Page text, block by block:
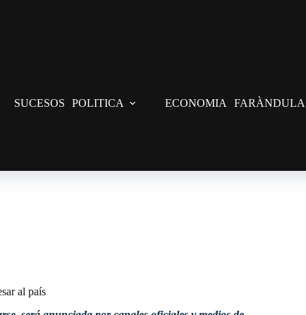
SUCESOS POLITICA ECONOMIA FARÀNDULA
al país